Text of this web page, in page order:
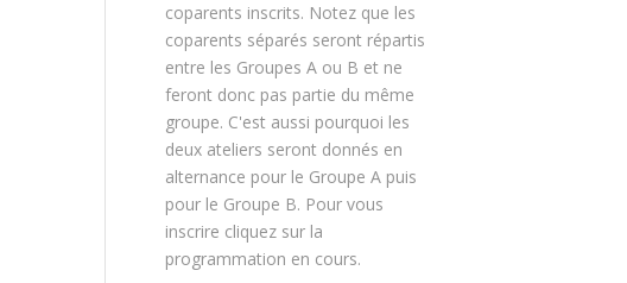
coparents inscrits. Notez que les
coparents séparés seront répartis
entre les Groupes A ou B et ne
feront donc pas partie du même
groupe. C'est aussi pourquoi les
deux ateliers seront donnés en
alternance pour le Groupe A puis
pour le Groupe B. Pour vous
inscrire cliquez sur la
programmation en cours.